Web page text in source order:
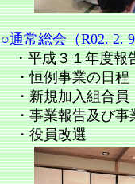
○通常総会（R02. 2.
・平成３１年度報
・恒例事業の日程
・新規加入組合員
・事業報告及び事
・役員改選